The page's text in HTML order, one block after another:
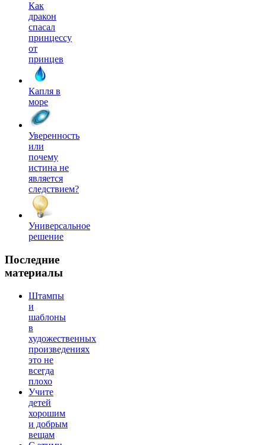
Как
дракон
спасал
принцессу
от
принцев
Капля в
море
Уверенность
или
почему
истина не
является
следствием?
Универсальное
решение
Последние
материалы
Штампы
и
шаблоны
в
художественных
произведениях
это не
всегда
плохо
Учите
детей
хорошим
и добрым
вещам